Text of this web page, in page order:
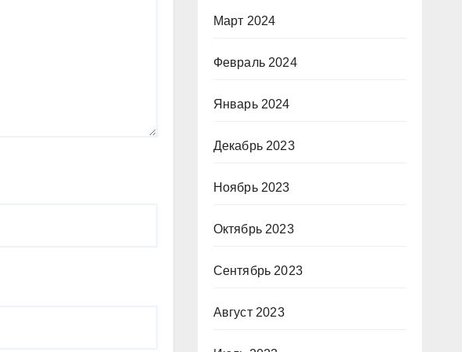
Март 2024
Февраль 2024
Январь 2024
Декабрь 2023
Ноябрь 2023
Октябрь 2023
Сентябрь 2023
Август 2023